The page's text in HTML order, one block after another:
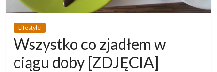
Lifestyle
Wszystko co zjadłem w
ciągu doby [ZDJĘCIA]